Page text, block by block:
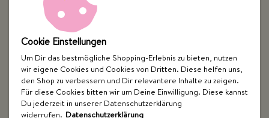
Top Kategorien
Just Spices
Cookie Einstellungen
Um Dir das bestmögliche Shopping-Erlebnis zu bieten, nutzen
wir eigene Cookies und Cookies von Dritten. Diese helfen uns,
den Shop zu verbessern und Dir relevantere Inhalte zu zeigen.
Für diese Cookies bitten wir um Deine Einwilligung. Diese kannst
Du jederzeit in unserer Datenschutzerklärung
widerrufen. Datenschutzerklärung